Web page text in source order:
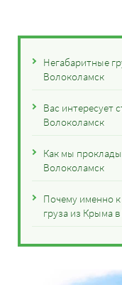
Негабаритные
Волоколамск
Вас интересует
Волоколамск
Как мы
Волоколамск
Почему именно
груза из Крыма